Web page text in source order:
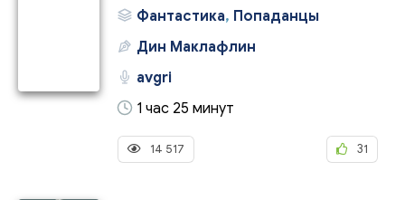
Фантастика, Попаданцы
Дин Маклафлин
avgri
1 час 25 минут
14 517 31